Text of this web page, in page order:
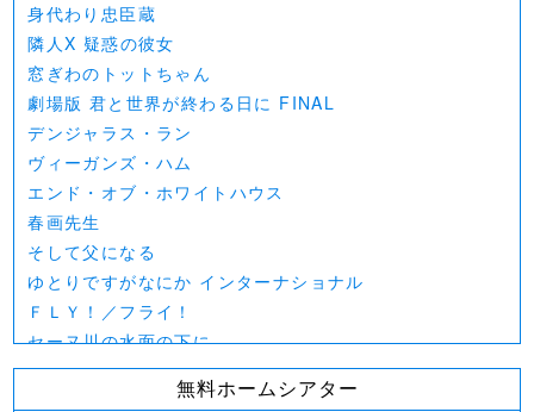
身代わり忠臣蔵
隣人X 疑惑の彼女
窓ぎわのトットちゃん
劇場版 君と世界が終わる日に FINAL
デンジャラス・ラン
ヴィーガンズ・ハム
エンド・オブ・ホワイトハウス
春画先生
そして父になる
ゆとりですがなにか インターナショナル
ＦＬＹ！／フライ！
セーヌ川の水面の下に
北極百貨店のコンシェルジュさん
好きでも嫌いなあまのじゃく無料ホームシアター